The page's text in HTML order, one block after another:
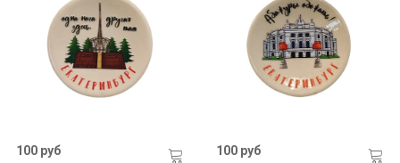
100 руб 100 руб